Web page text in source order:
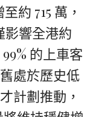
約 715 萬，
影響全港約
的上車客
處於歷史低
計劃推動，